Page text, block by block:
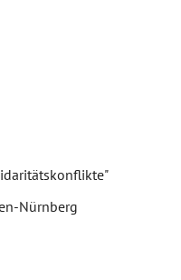
Nürnberg